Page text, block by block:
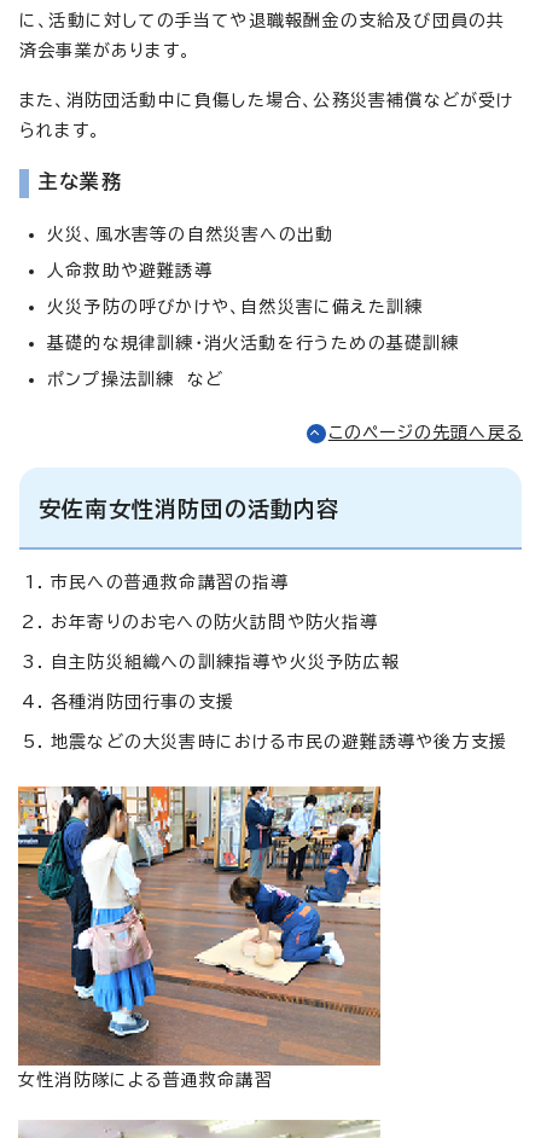
に、活動に対しての手当てや退職報酬金の支給及び団員の共
済会事業があります。
また、消防団活動中に負傷した場合、公務災害補償などが受け
られます。
主な業務
火災、風水害等の自然災害への出動
人命救助や避難誘導
火災予防の呼びかけや、自然災害に備えた訓練
基礎的な規律訓練・消火活動を行うための基礎訓練
ポンプ操法訓練 など
このページの先頭へ戻る
安佐南女性消防団の活動内容
市民への普通救命講習の指導
お年寄りのお宅への防火訪問や防火指導
自主防災組織への訓練指導や火災予防広報
各種消防団行事の支援
地震などの大災害時における市民の避難誘導や後方支援
女性消防隊による普通救命講習